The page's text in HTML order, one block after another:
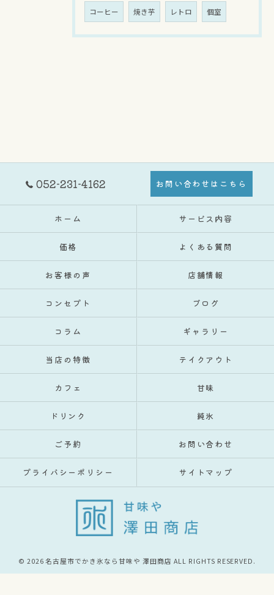
コーヒー 焼き芋 レトロ 個室
052-231-4162 お問い合わせはこちら
ホーム サービス内容
価格 よくある質問
お客様の声 店舗情報
コンセプト ブログ
コラム ギャラリー
当店の特徴 テイクアウト
カフェ 甘味
ドリンク 純氷
ご予約 お問い合わせ
プライバシーポリシー サイトマップ
© 2026 名古屋市でかき氷なら甘味や 澤田商店 ALL RIGHTS RESERVED.